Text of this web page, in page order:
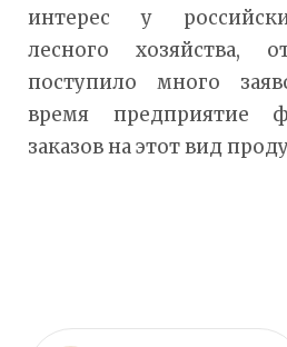
интерес у
лесного хозяйства,
поступило много
время предприятие
заказов на этот вид